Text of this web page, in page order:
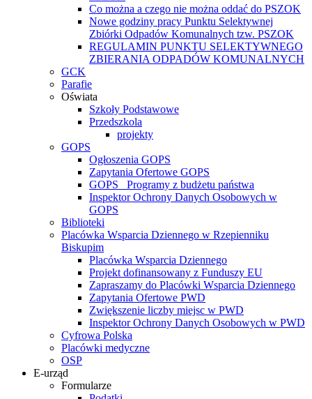
Co można a czego nie można oddać do PSZOK
Nowe godziny pracy Punktu Selektywnej
Zbiórki Odpadów Komunalnych tzw. PSZOK
REGULAMIN PUNKTU SELEKTYWNEGO
ZBIERANIA ODPADÓW KOMUNALNYCH
GCK
Parafie
Oświata
Szkoły Podstawowe
Przedszkola
projekty
GOPS
Ogłoszenia GOPS
Zapytania Ofertowe GOPS
GOPS_ Programy z budżetu państwa
Inspektor Ochrony Danych Osobowych w
GOPS
Biblioteki
Placówka Wsparcia Dziennego w Rzepienniku
Biskupim
Placówka Wsparcia Dziennego
Projekt dofinansowany z Funduszy EU
Zapraszamy do Placówki Wsparcia Dziennego
Zapytania Ofertowe PWD
Zwiększenie liczby miejsc w PWD
Inspektor Ochrony Danych Osobowych w PWD
Cyfrowa Polska
Placówki medyczne
OSP
E-urząd
Formularze